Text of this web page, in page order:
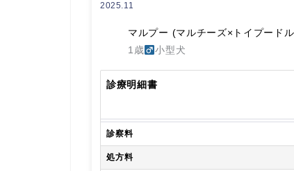
2025.11
マルプー (マルチーズ×トイプード
1歳
小型犬
診療明細書
診察料
処方料